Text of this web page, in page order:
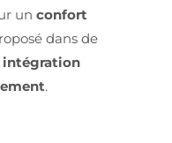
un confort
dans de
intégration
.